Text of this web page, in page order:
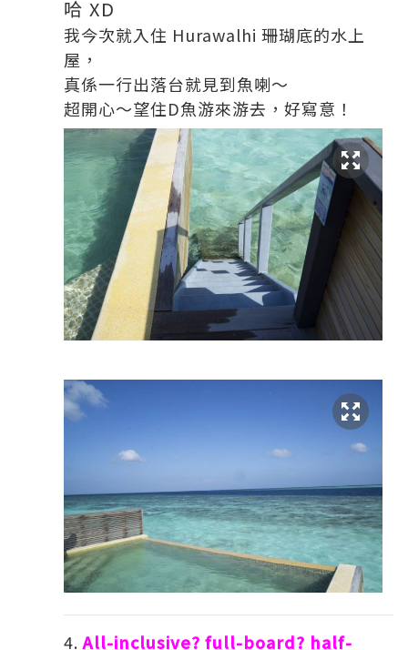
哈 XD
我今次就入住 Hurawalhi 珊瑚底的水上
屋，
真係一行出落台就見到魚喇～
超開心～望住D魚游來游去，好寫意！
All-inclusive? full-board? half-